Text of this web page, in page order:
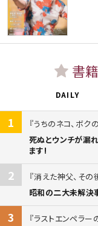
書籍
DAILY
1
うちのネコ、ボク
死ぬとウンチが漏
ます!
2
消えた神父、その
昭和の二大未解決
3
ラストエンペラー